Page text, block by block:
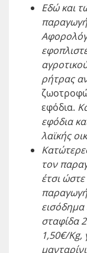
Εδώ και
ρήτρας
εφόδια.
εφόδια
λαϊκής
τον
έτσι
εισόδημα
σταφίδα
1,50€/Kg,